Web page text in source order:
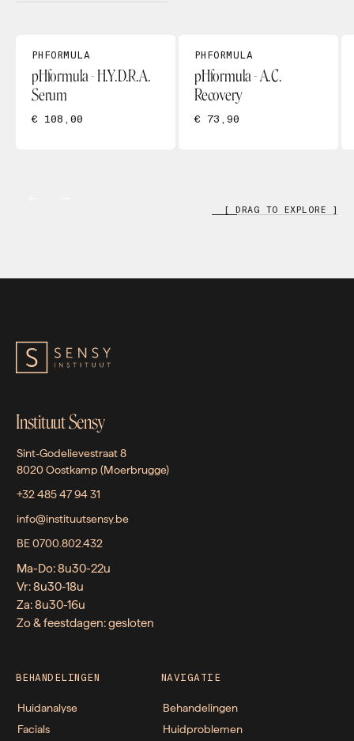
PHFORMULA
pHformula - H.Y.D.R.A.
Serum
€ 108,00
PHFORMULA
pHformula - A.C.
Recovery
€ 73,90
[ DRAG TO EXPLORE ]
Instituut Sensy
Sint-Godelievestraat 8
8020 Oostkamp (Moerbrugge)
+32 485 47 94 31
info@instituutsensy.be
BE 0700.802.432
Ma-Do: 8u30-22u
Vr: 8u30-18u
Za: 8u30-16u
Zo & feestdagen: gesloten
BEHANDELINGEN
Huidanalyse
Facials
NAVIGATIE
Behandelingen
Huidproblemen